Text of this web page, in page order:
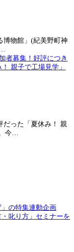
博物館」(紀美野町神
だった「夏休み！ 親
今…
の特集連動企画
叱り方」セミナーを